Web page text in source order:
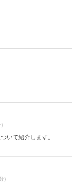
いて紹介します。
）